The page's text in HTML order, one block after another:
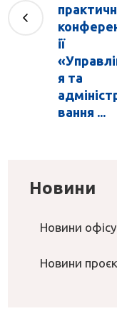
ії
я та
вання ...
Новини
Новини офісу
Новини